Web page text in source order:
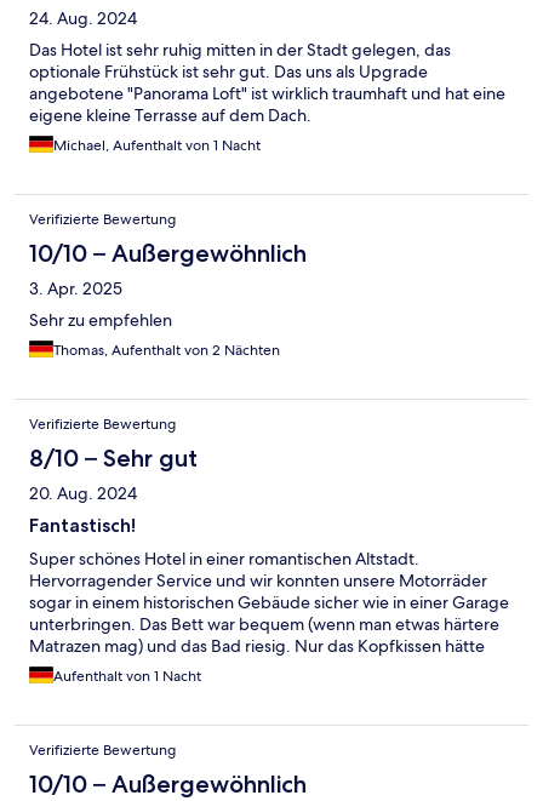
24. Aug. 2024
Das Hotel ist sehr ruhig mitten in der Stadt gelegen, das
optionale Frühstück ist sehr gut. Das uns als Upgrade
angebotene "Panorama Loft" ist wirklich traumhaft und hat eine
eigene kleine Terrasse auf dem Dach.
Michael, Aufenthalt von 1 Nacht
Verifizierte Bewertung
10/10 – Außergewöhnlich
3. Apr. 2025
Sehr zu empfehlen
Thomas, Aufenthalt von 2 Nächten
Verifizierte Bewertung
8/10 – Sehr gut
20. Aug. 2024
Fantastisch!
Super schönes Hotel in einer romantischen Altstadt.
Hervorragender Service und wir konnten unsere Motorräder
sogar in einem historischen Gebäude sicher wie in einer Garage
unterbringen. Das Bett war bequem (wenn man etwas härtere
Matrazen mag) und das Bad riesig. Nur das Kopfkissen hätte
etwas dicker sein können und die Türen gedämpfter beim
zufallen. Das Frühstücksbuffet war fantastisch und alles inkl.
Aufenthalt von 1 Nacht
Verifizierte Bewertung
10/10 – Außergewöhnlich